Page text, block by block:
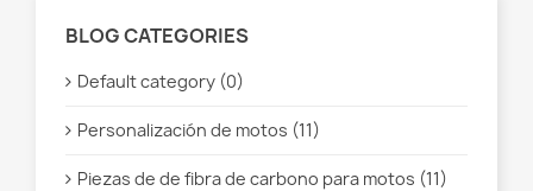
BLOG CATEGORIES
Default category (0)
Personalización de motos (11)
Piezas de de fibra de carbono para motos (11)